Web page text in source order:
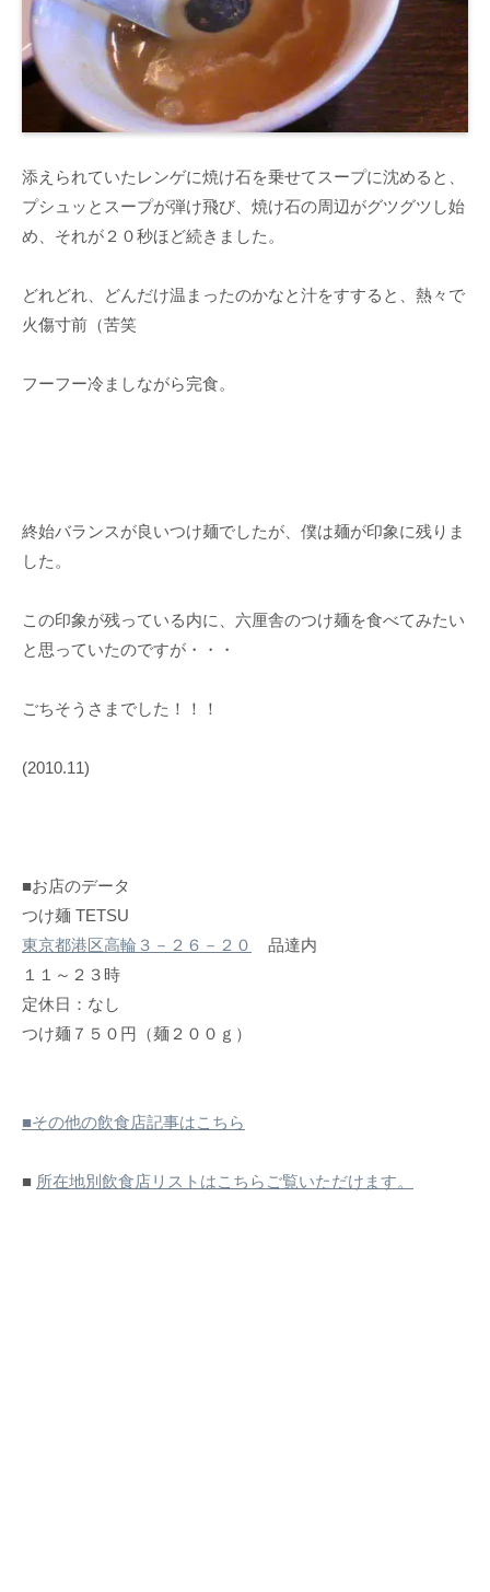
添えられていたレンゲに焼け石を乗せてスープに沈めると、
プシュッとスープが弾け飛び、焼け石の周辺がグツグツし始
め、それが２０秒ほど続きました。
どれどれ、どんだけ温まったのかなと汁をすすると、熱々で
火傷寸前（苦笑
フーフー冷ましながら完食。
終始バランスが良いつけ麺でしたが、僕は麺が印象に残りま
した。
この印象が残っている内に、六厘舎のつけ麺を食べてみたい
と思っていたのですが・・・
ごちそうさまでした！！！
(2010.11)
■お店のデータ
つけ麺 TETSU
東京都港区高輪３－２６－２０
品達内
１１～２３時
定休日：なし
つけ麺７５０円（麺２００ｇ）
■その他の飲食店記事はこちら
■ 所在地別飲食店リストはこちらご覧いただけます。